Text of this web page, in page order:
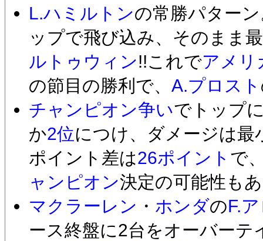
L.ハミルトンの常勝パター
ップで飛び込み、そのまま
ルトゥウィン!!これでアメリ
の節目の勝利で、 A.プロスト
チャンピオン争いでトップ
か2位につけ、ダメージは最
ポイント差は26ポイント で
ャンピオン決定の可能性も
マクラーレン ・ ホンダのF.
ース終盤に2台をオーバー